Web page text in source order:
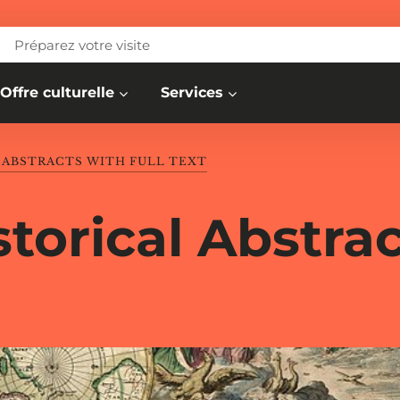
Préparez votre visite
Offre culturelle Services
WITH FULL TEXT